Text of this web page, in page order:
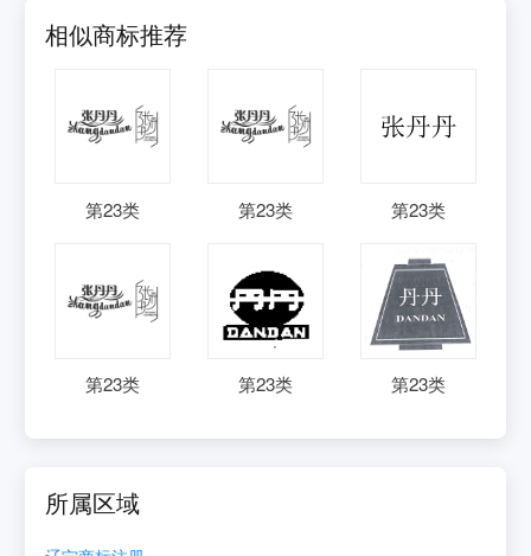
相似商标推荐
第23类 第23类 第23类
第23类 第23类 第23类
所属区域